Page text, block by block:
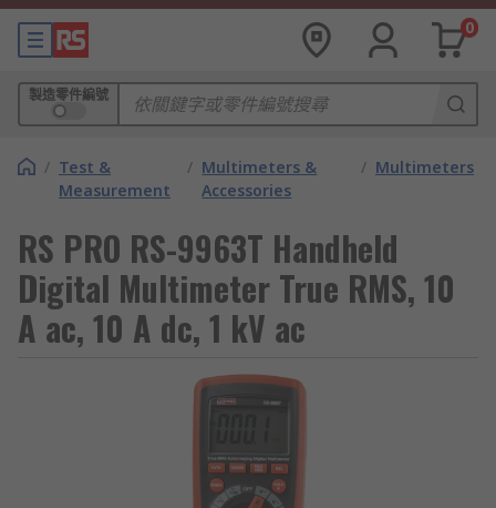
0
製造零件編號
/ Test &
Measurement
/ Multimeters &
Accessories
/ Multimeters
RS PRO RS-9963T Handheld
Digital Multimeter True RMS, 10
A ac, 10 A dc, 1 kV ac